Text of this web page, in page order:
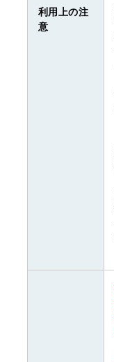
利用上の注
意